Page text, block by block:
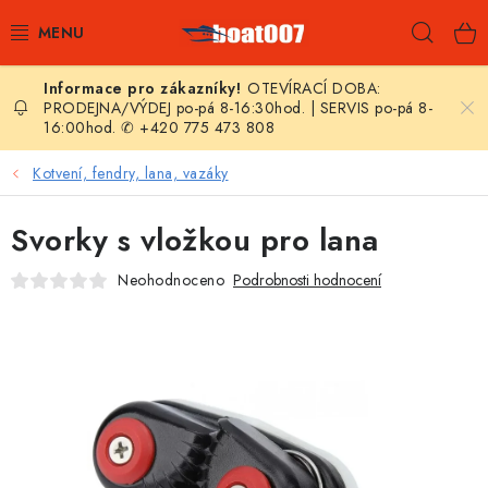
na
E-SHOP
AKČNÍ SLEVY
ZPRAVODAJ
NAFUKOVACÍ ČLUNY
OTEVÍRACÍ DOBA:
PRODEJNA/VÝDEJ po-pá 8-16:30hod. | SERVIS po-pá 8-
16:00hod. ✆ +420 775 473 808
Kotvení, fendry, lana, vazáky
Svorky s vložkou pro lana
Neohodnoceno Podrobnosti hodnocení